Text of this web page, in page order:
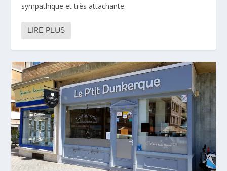
sympathique et très attachante.
LIRE PLUS